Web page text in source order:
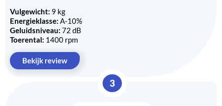
Vulgewicht: 9 kg
Energieklasse: A-10%
Geluidsniveau: 72 dB
Toerental: 1400 rpm
Bekijk review
3